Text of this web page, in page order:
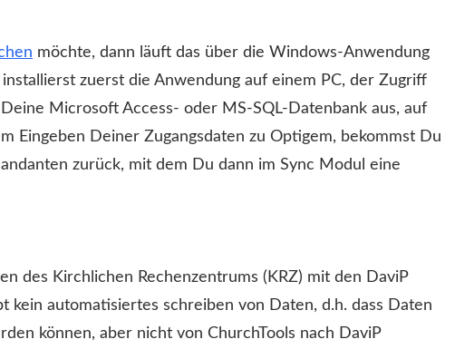
möchte, dann läuft das über die Windows-Anwendung
zuerst die Anwendung auf einem PC, der Zugriff
Microsoft Access- oder MS-SQL-Datenbank aus, auf
Eingeben Deiner Zugangsdaten zu Optigem, bekommst Du
zurück, mit dem Du dann im Sync Modul eine
des Kirchlichen Rechenzentrums (KRZ) mit den DaviP
kein automatisiertes schreiben von Daten, d.h. dass Daten
können, aber nicht von ChurchTools nach DaviP